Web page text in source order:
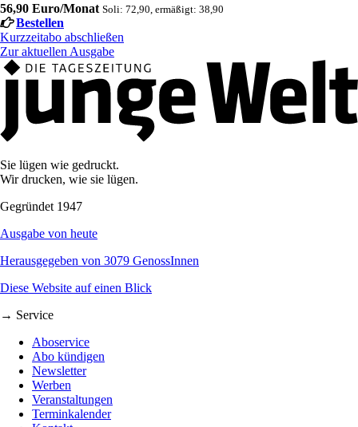
56,90 Euro/Monat Soli: 72,90, ermäßigt: 38,90
Bestellen
Kurzzeitabo abschließen
Zur aktuellen Ausgabe
Sie lügen wie gedruckt.
Wir drucken, wie sie lügen.
Gegründet 1947
Ausgabe von heute
Herausgegeben von 3079 GenossInnen
Diese Website auf einen Blick
→ Service
Aboservice
Abo kündigen
Newsletter
Werben
Veranstaltungen
Terminkalender